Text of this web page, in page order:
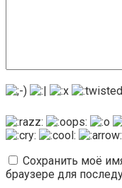
Сохранить моё
браузере для